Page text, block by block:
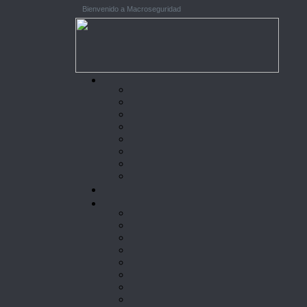
Bienvenido a Macroseguridad